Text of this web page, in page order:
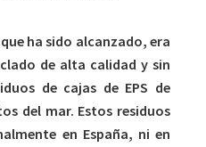
ha sido alcanzado, era
de alta calidad y sin
de cajas de EPS de
del mar. Estos residuos
en España, ni en